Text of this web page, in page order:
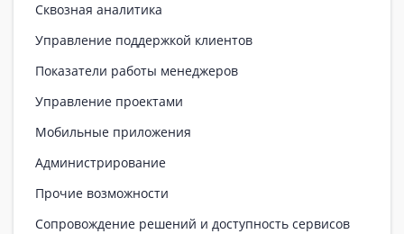
Сквозная аналитика
Управление поддержкой клиентов
Показатели работы менеджеров
Управление проектами
Мобильные приложения
Администрирование
Прочие возможности
Сопровождение решений и доступность сервисов